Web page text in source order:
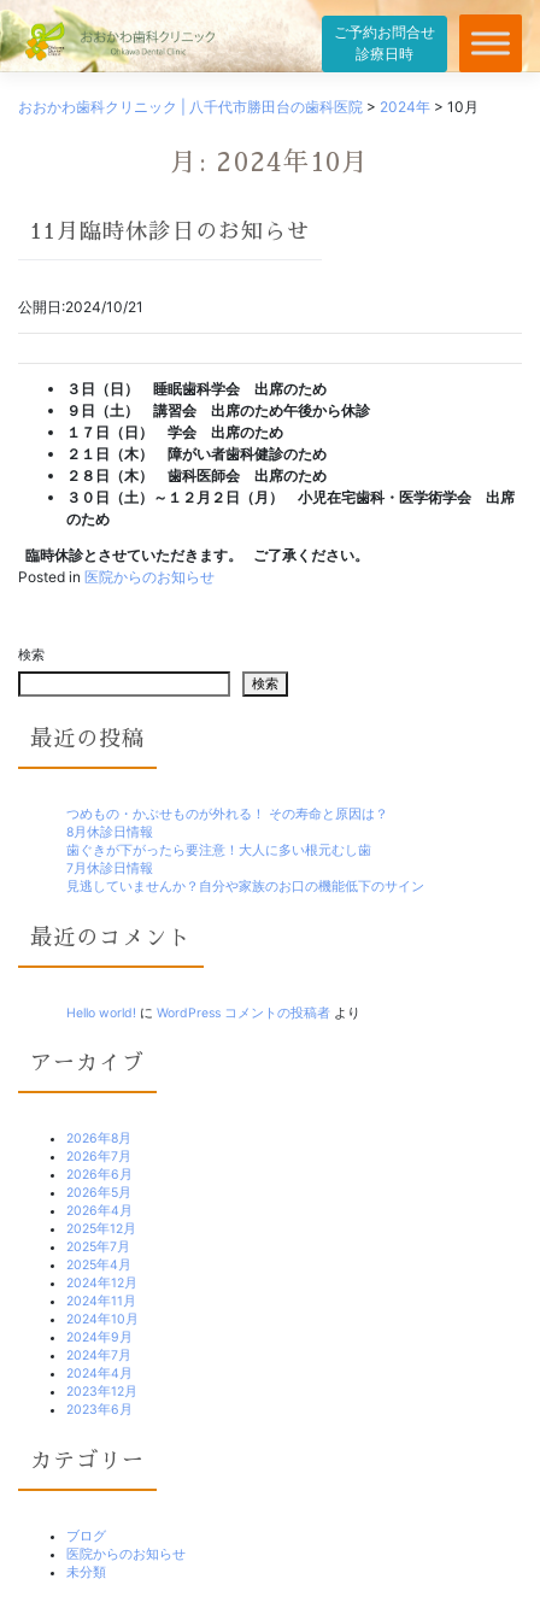
ご予約お問合せ
診療日時
おおかわ歯科クリニック | 八千代市勝田台の歯科医院 > 2024年 > 10月
月: 2024年10月
11月臨時休診日のお知らせ
公開日:2024/10/21
３日（日） 睡眠歯科学会 出席のため
９日（土） 講習会 出席のため午後から休診
１７日（日） 学会 出席のため
２１日（木） 障がい者歯科健診のため
２８日（木） 歯科医師会 出席のため
３０日（土）～１２月２日（月） 小児在宅歯科・医学術学会 出席
のため
臨時休診とさせていただきます。
ご了承ください。
Posted in 医院からのお知らせ
検索
検索
最近の投稿
つめもの・かぶせものが外れる！ その寿命と原因は？
8月休診日情報
歯ぐきが下がったら要注意！大人に多い根元むし歯
7月休診日情報
見逃していませんか？自分や家族のお口の機能低下のサイン
最近のコメント
Hello world! に WordPress コメントの投稿者 より
アーカイブ
2026年8月
2026年7月
2026年6月
2026年5月
2026年4月
2025年12月
2025年7月
2025年4月
2024年12月
2024年11月
2024年10月
2024年9月
2024年7月
2024年4月
2023年12月
2023年6月
カテゴリー
ブログ
医院からのお知らせ
未分類